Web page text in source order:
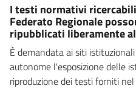
I testi normativi
Federato Regionale
ripubblicati liberamente
È demandata ai siti
autonome l'esposizione delle
riproduzione dei testi forniti